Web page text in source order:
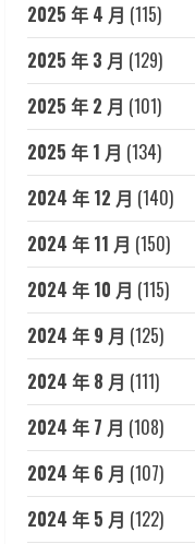
2025 年 4 月 (115)
2025 年 3 月 (129)
2025 年 2 月 (101)
2025 年 1 月 (134)
2024 年 12 月 (140)
2024 年 11 月 (150)
2024 年 10 月 (115)
2024 年 9 月 (125)
2024 年 8 月 (111)
2024 年 7 月 (108)
2024 年 6 月 (107)
2024 年 5 月 (122)